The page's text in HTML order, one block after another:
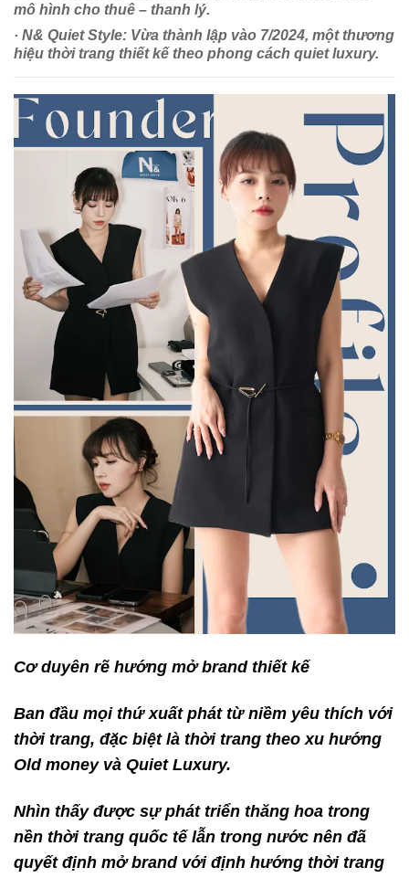
mô hình cho thuê – thanh lý.
· N& Quiet Style: Vừa thành lập vào 7/2024, một thương
hiệu thời trang thiết kế theo phong cách quiet luxury.
Cơ duyên rẽ hướng mở brand thiết kế
Ban đầu mọi thứ xuất phát từ niềm yêu thích với
thời trang, đặc biệt là thời trang theo xu hướng
Old money và Quiet Luxury.
Nhìn thấy được sự phát triển thăng hoa trong
nền thời trang quốc tế lẫn trong nước nên đã
quyết định mở brand với định hướng thời trang